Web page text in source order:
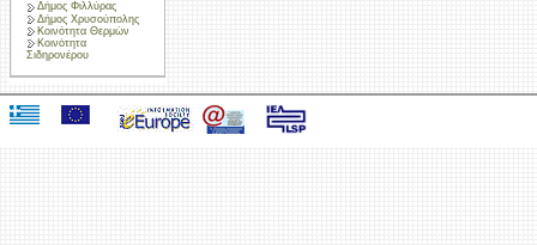
Δήμος Φιλλύρας
Δήμος Χρυσούπολης
Κοινότητα Θερμών
Κοινότητα
Σιδηρονέρου